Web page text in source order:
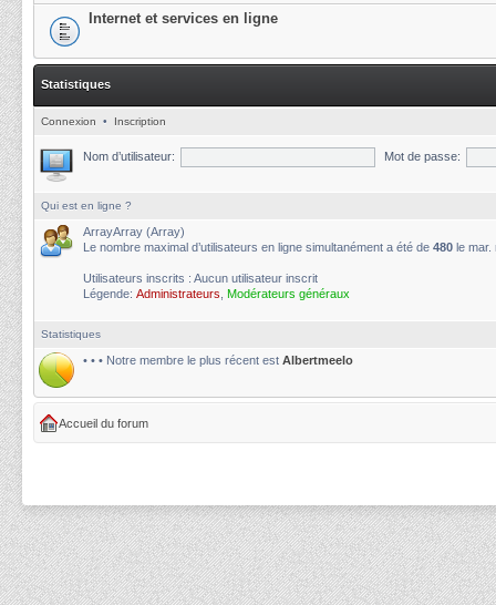
Internet et services en ligne
Statistiques
Connexion • Inscription
Nom d’utilisateur: Mot de passe:
Qui est en ligne ?
ArrayArray (Array)
Le nombre maximal d’utilisateurs en ligne simultanément a été de 480 le mar.
Utilisateurs inscrits : Aucun utilisateur inscrit
Légende: Administrateurs Modérateurs généraux
Statistiques
• • • Notre membre le plus récent est Albertmeelo
Accueil du forum